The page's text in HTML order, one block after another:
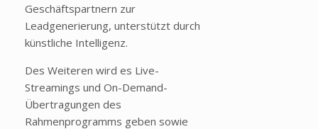
Geschäftspartnern zur
Leadgenerierung, unterstützt durch
künstliche Intelligenz.
Des Weiteren wird es Live-
Streamings und On-Demand-
Übertragungen des
Rahmenprogramms geben sowie